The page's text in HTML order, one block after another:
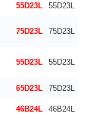
55D23L 55D23L
75D23L 75D23L
55D23L 55D23L
65D23L 75D23L
46B24L 46B24L